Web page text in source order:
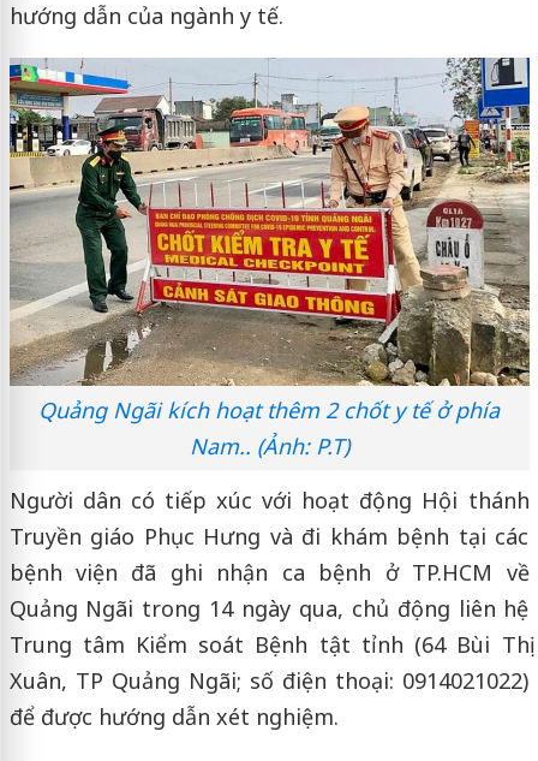
hướng dẫn của ngành y tế.
Quảng Ngãi kích hoạt thêm 2 chốt y tế ở phía
Nam.. (Ảnh: P.T)
Người dân có tiếp xúc với hoạt động Hội thánh
Truyền giáo Phục Hưng và đi khám bệnh tại các
bệnh viện đã ghi nhận ca bệnh ở TP.HCM về
Quảng Ngãi trong 14 ngày qua, chủ động liên hệ
Trung tâm Kiểm soát Bệnh tật tỉnh (64 Bùi Thị
Xuân, TP Quảng Ngãi; số điện thoại: 0914021022)
để được hướng dẫn xét nghiệm.